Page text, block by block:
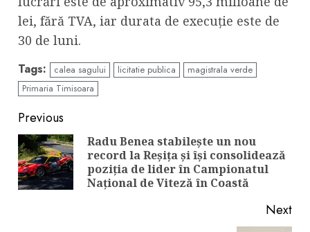
lei, fără TVA, iar durata de execuție este de
30 de luni.
Tags: calea sagului licitatie publica
magistrala verde
Primaria Timisoara
Continue
Reading
Previous
Radu Benea stabilește un nou
record la Reșița și își consolidează
poziția de lider în Campionatul
Național de Viteză în Coastă
Next